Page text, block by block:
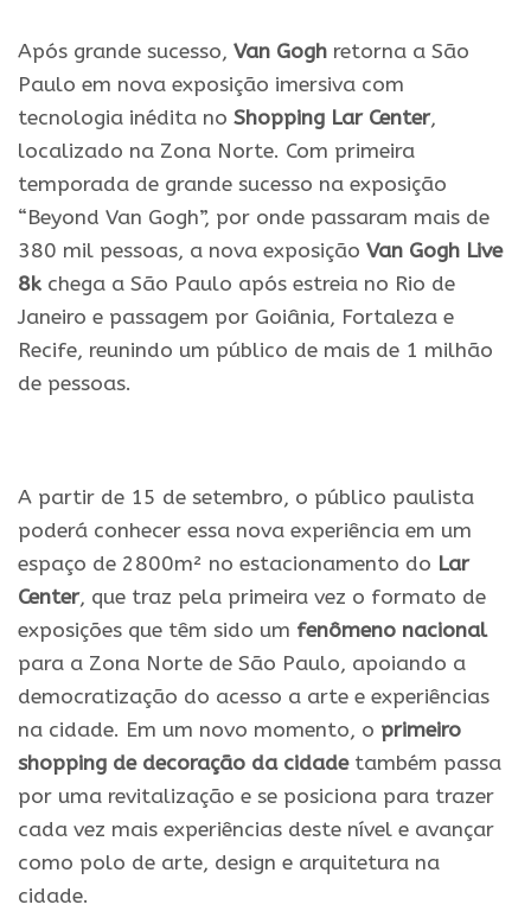
Após grande sucesso, Van Gogh retorna a São
Paulo em nova exposição imersiva com
tecnologia inédita no Shopping Lar Center,
localizado na Zona Norte. Com primeira
temporada de grande sucesso na exposição
“Beyond Van Gogh”, por onde passaram mais de
380 mil pessoas, a nova exposição Van Gogh Live
8k chega a São Paulo após estreia no Rio de
Janeiro e passagem por Goiânia, Fortaleza e
Recife, reunindo um público de mais de 1 milhão
de pessoas.
A partir de 15 de setembro, o público paulista
poderá conhecer essa nova experiência em um
espaço de 2800m² no estacionamento do Lar
Center, que traz pela primeira vez o formato de
exposições que têm sido um fenômeno nacional
para a Zona Norte de São Paulo, apoiando a
democratização do acesso a arte e experiências
na cidade. Em um novo momento, o primeiro
shopping de decoração da cidadetambém passa
por uma revitalização e se posiciona para trazer
cada vez mais experiências deste nível e avançar
como polo de arte, design e arquitetura na
cidade.